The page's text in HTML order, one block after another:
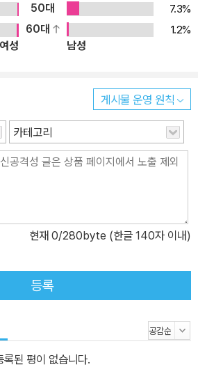
50대
7.3%
60대
1.2%
여성
남성
게시물 운영 원칙
카테고리
현재 0/280byte (한글 140자 이내)
등록
록된 평이 없습니다.